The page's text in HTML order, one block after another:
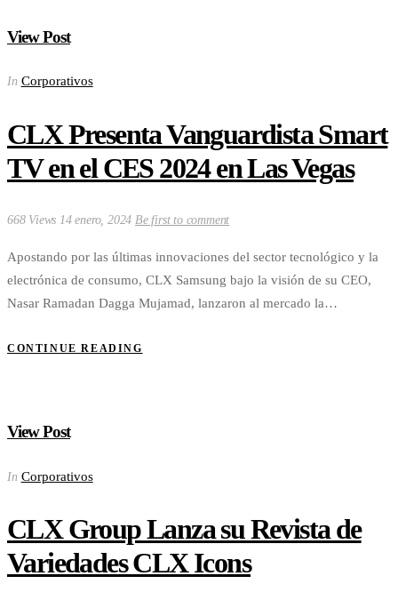
View Post
In Corporativos
CLX Presenta Vanguardista Smart
TV en el CES 2024 en Las Vegas
668 Views 14 enero, 2024 Be first to comment
Apostando por las últimas innovaciones del sector tecnológico y la
electrónica de consumo, CLX Samsung bajo la visión de su CEO,
Nasar Ramadan Dagga Mujamad, lanzaron al mercado la…
CONTINUE READING
View Post
In Corporativos
CLX Group Lanza su Revista de
Variedades CLX Icons